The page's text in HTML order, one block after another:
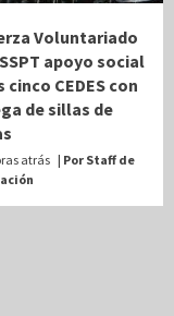
Voluntariado
apoyo social
cinco CEDES con
de sillas de
atrás | Por Staff de